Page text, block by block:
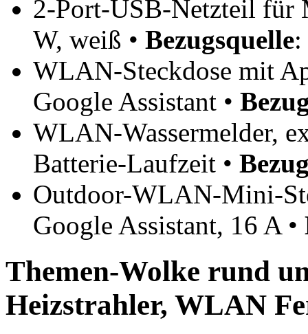
2-Port-USB-Netzteil für
W, weiß • Bezugsquelle:
WLAN-Steckdose mit
Google Assistant •
WLAN-Wassermelder,
Batterie-Laufzeit •
Outdoor-WLAN-Mini-
Google Assistant, 16 A •
Themen-Wolke rund
Heizstrahler, WLAN